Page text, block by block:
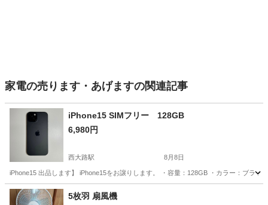
家電の売ります・あげますの関連記事
iPhone15 SIMフリー 128GB
6,980円
西大路駅 8月8日
iPhone15 出品します】 iPhone15をお譲りします。 ・容量：128GB ・カラー：ブラ
京都 京都市 西大路駅
5枚羽 扇風機